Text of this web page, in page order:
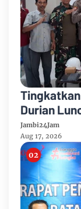
Durian
Batanghari
Jambi24Jam
Aug 17, 2026